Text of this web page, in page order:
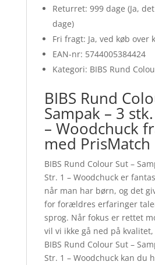
Returret: 999 dage (Ja,
dage)
Fri fragt: Ja, ved køb over
EAN-nr: 5744005384424
Kategori: BIBS Rund
BIBS Rund
Sampak – 3
– Woodchuck
med PrisMatch
BIBS Rund Colour Sut –
Str. 1 – Woodchuck er
når man har børn, og det
for forældres erfaringer
sprog. Når fokus er rettet
vil vi ikke gå ned på
BIBS Rund Colour Sut –
Str. 1 – Woodchuck kan du